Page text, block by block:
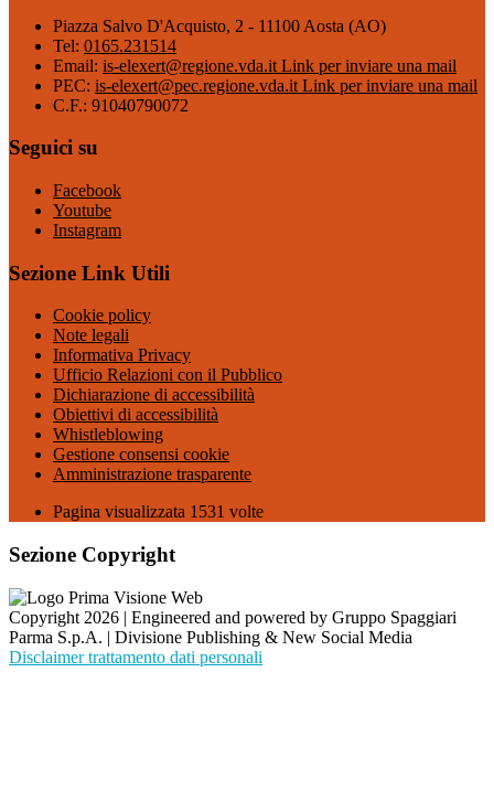
Piazza Salvo D'Acquisto, 2 - 11100 Aosta (AO)
Tel: 0165.231514
Email: is-elexert@regione.vda.it Link per inviare una mail
PEC: is-elexert@pec.regione.vda.it Link per inviare una mail
C.F.: 91040790072
Seguici su
Facebook
Youtube
Instagram
Sezione Link Utili
Cookie policy
Note legali
Informativa Privacy
Ufficio Relazioni con il Pubblico
Dichiarazione di accessibilità
Obiettivi di accessibilità
Whistleblowing
Gestione consensi cookie
Amministrazione trasparente
Pagina visualizzata 1531 volte
Sezione Copyright
Copyright 2026 | Engineered and powered by Gruppo Spaggiari
Parma S.p.A. | Divisione Publishing & New Social Media
Disclaimer trattamento dati personali